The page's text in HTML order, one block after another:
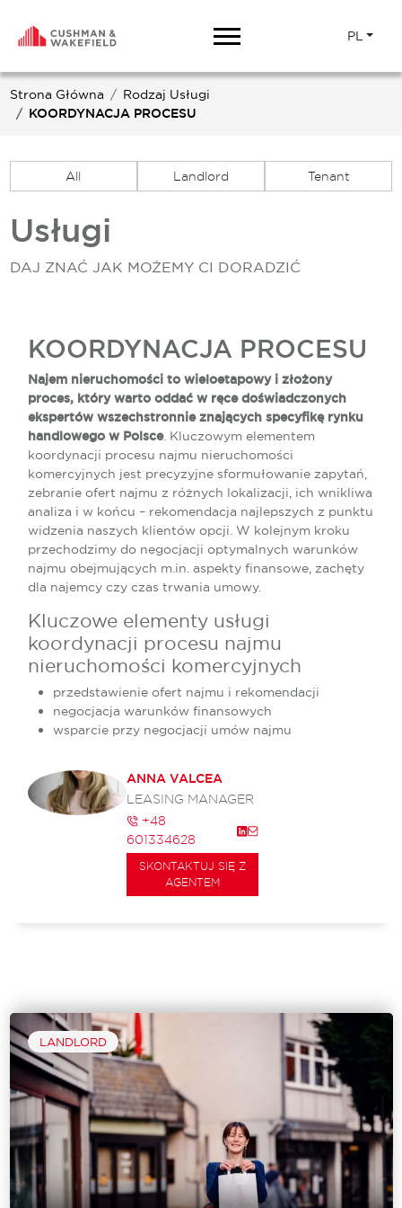
PL
Strona Główna
Rodzaj Usługi
KOORDYNACJA PROCESU
All Landlord Tenant
Usługi
DAJ ZNAĆ JAK MOŻEMY CI DORADZIĆ
KOORDYNACJA PROCESU
Najem nieruchomości to wieloetapowy i złożony
proces, który warto oddać w ręce doświadczonych
ekspertów wszechstronnie znających specyfikę rynku
handlowego w Polsce. Kluczowym elementem
koordynacji procesu najmu nieruchomości
komercyjnych jest precyzyjne sformułowanie zapytań,
zebranie ofert najmu z różnych lokalizacji, ich wnikliwa
analiza i w końcu – rekomendacja najlepszych z punktu
widzenia naszych klientów opcji. W kolejnym kroku
przechodzimy do negocjacji optymalnych warunków
najmu obejmujących m.in. aspekty finansowe, zachęty
dla najemcy czy czas trwania umowy.
Kluczowe elementy usługi
koordynacji procesu najmu
nieruchomości komercyjnych
przedstawienie ofert najmu i rekomendacji
negocjacja warunków finansowych
wsparcie przy negocjacji umów najmu
ANNA VALCEA
LEASING MANAGER
+48
601334628
SKONTAKTUJ SIĘ Z
AGENTEM
LANDLORD